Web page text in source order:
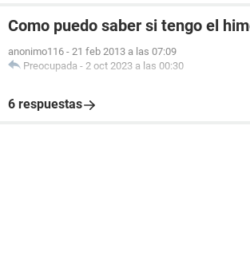
Como puedo saber si tengo el
anonimo116 - 21 feb 2013 a las 07:09
Preocupada - 2 oct 2023 a las 00:30
6 respuestas